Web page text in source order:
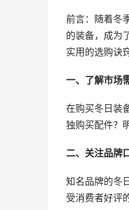
前言：随着冬
的装备，成为
实用的选购诀
一、了解市场
在购买冬日装
独购买配件？
二、关注品牌
知名品牌的冬
受消费者好评